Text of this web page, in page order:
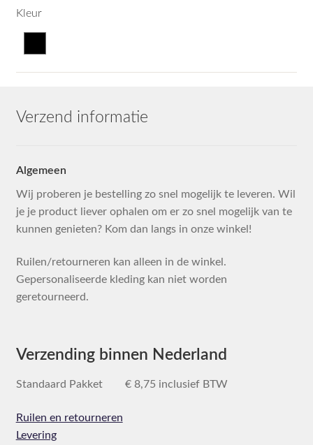
Kleur
Verzend informatie
Algemeen
Wij proberen je bestelling zo snel mogelijk te leveren. Wil
je je product liever ophalen om er zo snel mogelijk van te
kunnen genieten? Kom dan langs in onze winkel!
Ruilen/retourneren kan alleen in de winkel.
Gepersonaliseerde kleding kan niet worden
geretourneerd.
Verzending binnen Nederland
Standaard Pakket € 8,75 inclusief BTW
Ruilen en retourneren
Levering